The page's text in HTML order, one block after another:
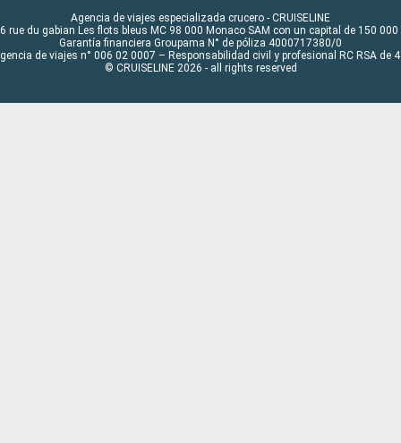
Agencia de viajes especializada crucero - CRUISELINE
rue du gabian Les flots bleus MC 98 000 Monaco SAM con un capital de 150 000
Garantía financiera Groupama N° de póliza 4000717380/0
de viajes n° 006 02 0007 – Responsabilidad civil y profesional RC RSA de
© CRUISELINE 2026 - all rights reserved